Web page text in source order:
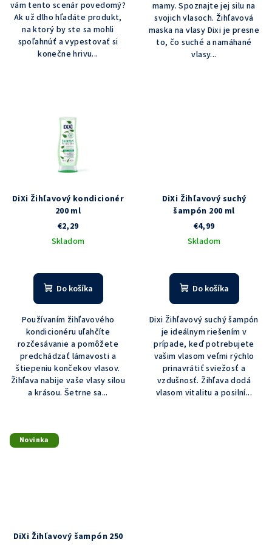
hviezdičiek.
vám tento scenár povedomý?
Ak už dlho hľadáte produkt,
na ktorý by ste sa mohli
spoľahnúť a vypestovať si
konečne hrivu...
mamy. Spoznajte jej silu na
svojich vlasoch. Žihľavová
maska na vlasy Dixi je presne
to, čo suché a namáhané
vlasy...
DiXi Žihľavový kondicionér
200 ml
€2,29
Skladom
Do košíka
Používaním žihľavového
kondicionéru uľahčíte
rozčesávanie a pomôžete
predchádzať lámavosti a
štiepeniu končekov vlasov.
Žihľava nabije vaše vlasy silou
a krásou. Šetrne sa...
DiXi Žihľavový suchý
šampón 200 ml
€4,99
Skladom
hodnotenie
produktu
z
5
hviezdičiek.
Do košíka
Dixi Žihľavový suchý šampón
je ideálnym riešením v
prípade, keď potrebujete
vašim vlasom veľmi rýchlo
prinavrátiť sviežosť a
vzdušnosť. Žihľava dodá
vlasom vitalitu a posilní...
Novinka
DiXi Žihľavový šampón 250